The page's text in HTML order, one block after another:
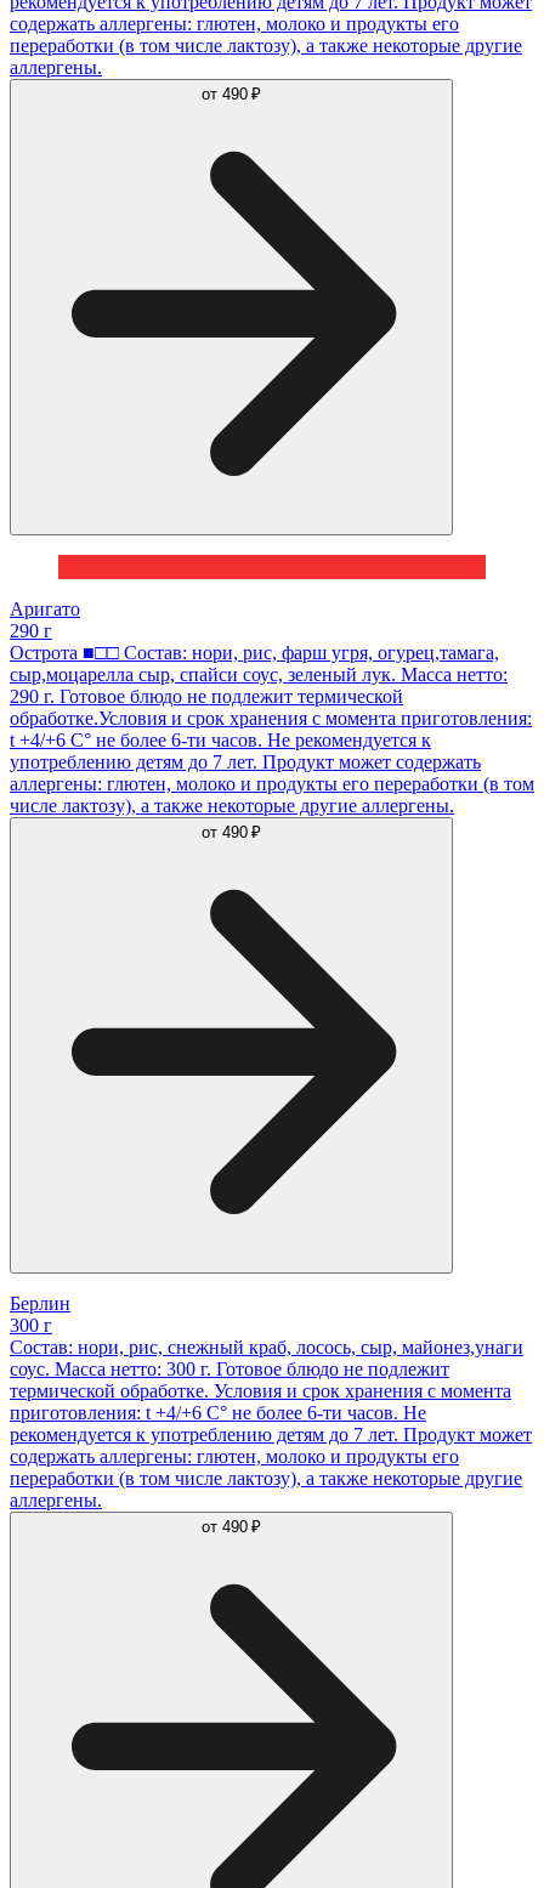
содержать аллергены: глютен, молоко и продукты его
переработки (в том числе лактозу), а также некоторые другие
аллергены.
от 490 ₽
Аригато
290 г
Острота ■□□ Состав: нори, рис, фарш угря, огурец,тамага,
сыр,моцарелла сыр, спайси соус, зеленый лук. Масса нетто:
290 г. Готовое блюдо не подлежит термической
обработке.Условия и срок хранения с момента приготовления:
t +4/+6 С° не более 6-ти часов. Не рекомендуется к
употреблению детям до 7 лет. Продукт может содержать
аллергены: глютен, молоко и продукты его переработки (в том
числе лактозу), а также некоторые другие аллергены.
от 490 ₽
Берлин
300 г
Состав: нори, рис, снежный краб, лосось, сыр, майонез,унаги
соус. Масса нетто: 300 г. Готовое блюдо не подлежит
термической обработке. Условия и срок хранения с момента
приготовления: t +4/+6 С° не более 6-ти часов. Не
рекомендуется к употреблению детям до 7 лет. Продукт может
содержать аллергены: глютен, молоко и продукты его
переработки (в том числе лактозу), а также некоторые другие
аллергены.
от 490 ₽